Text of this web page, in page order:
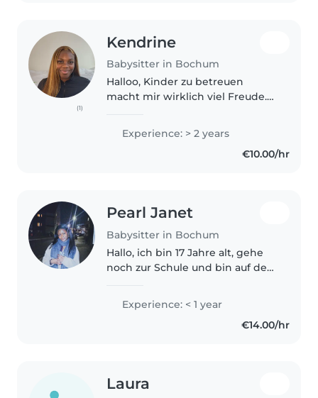
(1)
Kendrine
Babysitter in Bochum
Halloo, Kinder zu betreuen
macht mir wirklich viel Freude.
als Babysitterin bewerben. Ich
habe bereits Erfahrung mit
Kindern im Alter von 4 bis 10
Experience: > 2 years
€10.00/hr
Pearl Janet
Babysitter in Bochum
Hallo, ich bin 17 Jahre alt, gehe
noch zur Schule und bin auf der
Job, den ich regelmäßig freitags
ab 15 Uhr übernehmen kann. Ich
Experience: < 1 year
€14.00/hr
Laura